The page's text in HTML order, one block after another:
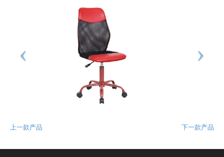
上一款产品 下一款产品